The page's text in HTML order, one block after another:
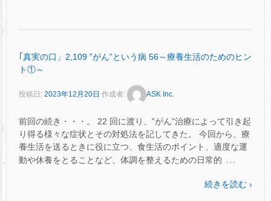
｢真実の口」2,109 ‟がん”という病 56～療養生活のためのヒン
ト①～
投稿日: 2023年12月20日 作成者: ASK Inc.
前回の続き・・・。 22 回に渡り、‟がん”治療によって引き起
り得る様々な症状とその対処法を記してきた。 今回から、療
養生活を送るときに役に立つ、食生活のポイント、適度な運
動や休養をとることなど、体調を整えるための日常的 …
続きを読む ›